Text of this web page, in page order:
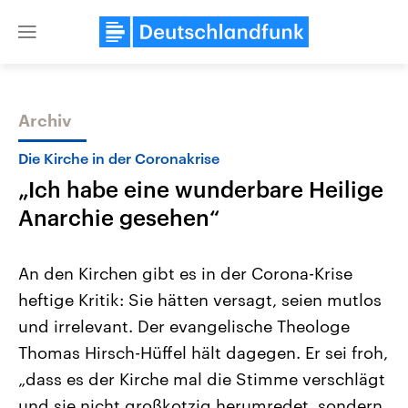
Close
Themen
Landtagswahl Sachsen-Anhalt
2026
Alle Informationen
Sachsen-Anhalt wählt am 6.
September 2026 einen neuen
Landtag. Seit 2021 wird das
Bundesland von einer Koalition aus
USA
Aktuelle Beiträge,
Hintergründe
Wirtschaftlich und
gehören die Vereinigten
den mächtigsten Ländern
mit großem Einfluss auf
Archiv
Die Kirche in der Coronakrise
„Ich habe eine wunderbare Heilige
Anarchie gesehen“
An den Kirchen gibt es in der Corona-Krise
heftige Kritik: Sie hätten versagt, seien mutlos
und irrelevant. Der evangelische Theologe
Thomas Hirsch-Hüffel hält dagegen. Er sei froh,
„dass es der Kirche mal die Stimme verschlägt